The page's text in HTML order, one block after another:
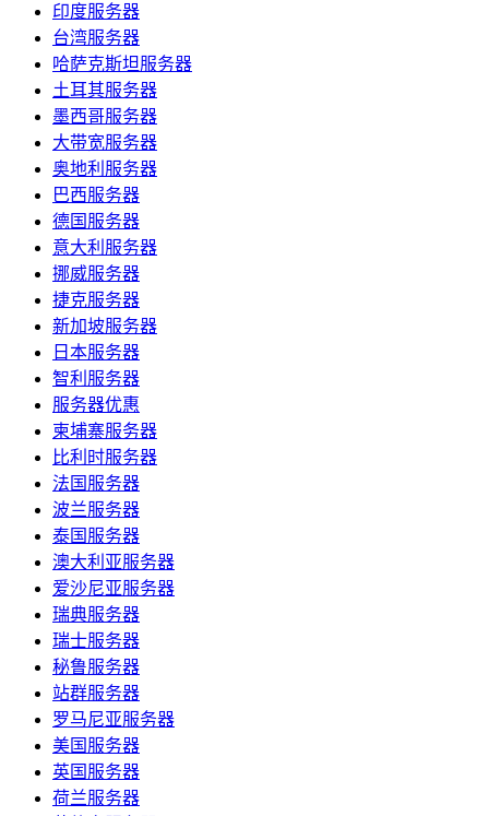
印度服务器
台湾服务器
哈萨克斯坦服务器
土耳其服务器
墨西哥服务器
大带宽服务器
奥地利服务器
巴西服务器
德国服务器
意大利服务器
挪威服务器
捷克服务器
新加坡服务器
日本服务器
智利服务器
服务器优惠
柬埔寨服务器
比利时服务器
法国服务器
波兰服务器
泰国服务器
澳大利亚服务器
爱沙尼亚服务器
瑞典服务器
瑞士服务器
秘鲁服务器
站群服务器
罗马尼亚服务器
美国服务器
英国服务器
荷兰服务器